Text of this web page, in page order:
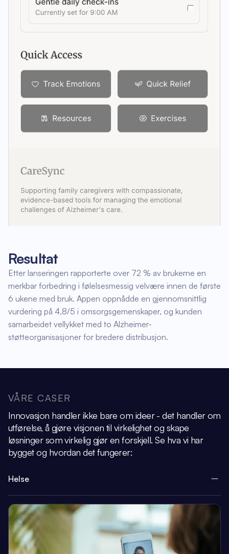
Resultat
Etter lanseringen rapporterte over 72 % av brukerne en
merkbar forbedring i følelsesmessig velvære innen de første
6 ukene med bruk. Appen oppnådde en gjennomsnittlig
vurdering på 4,8/5 i omsorgsgemenskaper, og kunden
samarbeidet vellykket med to Alzheimer-
støtteorganisasjoner for bredere distribusjon.
VÅRE CASER
Innovasjon handler ikke bare om ideer - det handler om
utførelse, å gjøre visjonen til virkelighet og skape
løsninger som virkelig gjør en forskjell.Se hva vi har
bygget og hvordan det fungerer:
Helse